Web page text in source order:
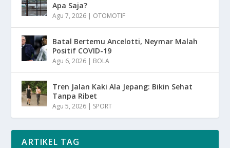
Apa Saja?
Agu 7, 2026 | OTOMOTIF
Batal Bertemu Ancelotti, Neymar Malah
Positif COVID-19
Agu 6, 2026 | BOLA
Tren Jalan Kaki Ala Jepang: Bikin Sehat
Tanpa Ribet
Agu 5, 2026 | SPORT
ARTIKEL TAG